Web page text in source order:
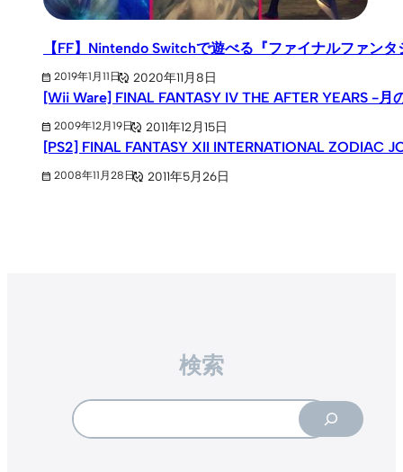
【FF】Nintendo Switchで遊べる『ファイナルファン
2019年1月11日 2020年11月8日
[Wii Ware] FINAL FANTASY IV THE AFTER YEARS -
2009年12月19日 2011年12月15日
[PS2] FINAL FANTASY XII INTERNATIONAL ZODIAC
2008年11月28日 2011年5月26日
検索